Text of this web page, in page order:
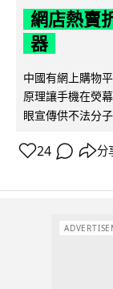
網店熱賣
器
中國有網上購物
原理讓手機在熒
眼宣傳供不法分
24 分